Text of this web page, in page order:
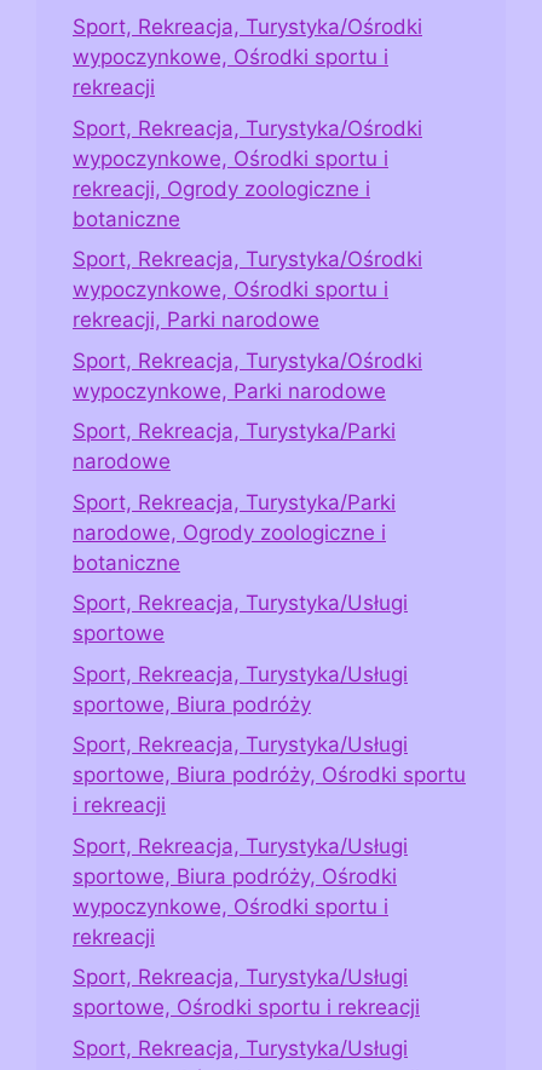
Sport, Rekreacja, Turystyka/Ośrodki
wypoczynkowe, Ośrodki sportu i
rekreacji
Sport, Rekreacja, Turystyka/Ośrodki
wypoczynkowe, Ośrodki sportu i
rekreacji, Ogrody zoologiczne i
botaniczne
Sport, Rekreacja, Turystyka/Ośrodki
wypoczynkowe, Ośrodki sportu i
rekreacji, Parki narodowe
Sport, Rekreacja, Turystyka/Ośrodki
wypoczynkowe, Parki narodowe
Sport, Rekreacja, Turystyka/Parki
narodowe
Sport, Rekreacja, Turystyka/Parki
narodowe, Ogrody zoologiczne i
botaniczne
Sport, Rekreacja, Turystyka/Usługi
sportowe
Sport, Rekreacja, Turystyka/Usługi
sportowe, Biura podróży
Sport, Rekreacja, Turystyka/Usługi
sportowe, Biura podróży, Ośrodki sportu
i rekreacji
Sport, Rekreacja, Turystyka/Usługi
sportowe, Biura podróży, Ośrodki
wypoczynkowe, Ośrodki sportu i
rekreacji
Sport, Rekreacja, Turystyka/Usługi
sportowe, Ośrodki sportu i rekreacji
Sport, Rekreacja, Turystyka/Usługi